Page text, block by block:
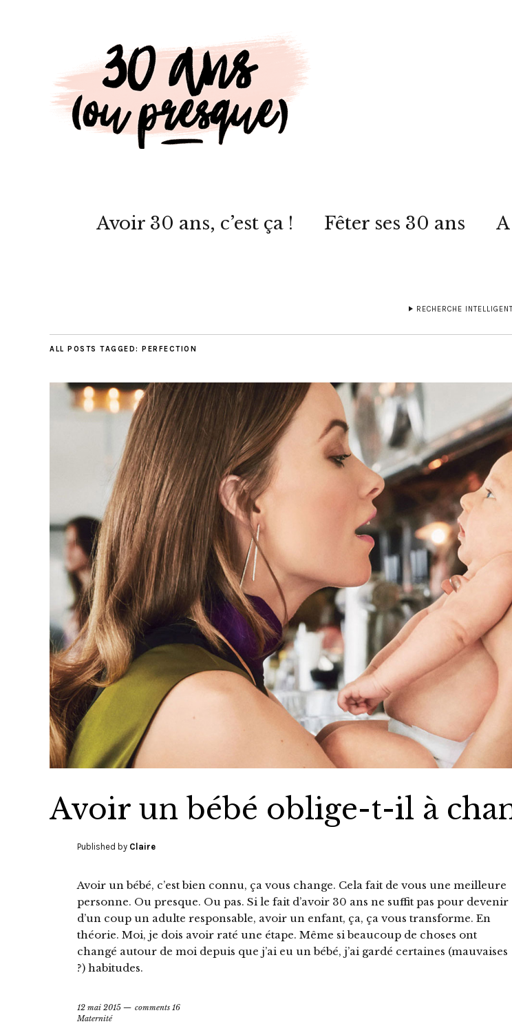
Avoir 30 ans, c’est ça ! Fêter ses 30 ans
RECHERCHE
ALL POSTS TAGGED: PERFECTION
Avoir un bébé oblige-t-il à
Published by Claire
Avoir un bébé, c’est bien connu, ça vous change. Cela fait de vous une meilleure
personne. Ou presque. Ou pas. Si le fait d’avoir 30 ans ne suffit pas pour devenir
d’un coup un adulte responsable, avoir un enfant, ça, ça vous transforme. En
théorie. Moi, je dois avoir raté une étape. Même si beaucoup de choses ont
changé autour de moi depuis que j’ai eu un bébé, j’ai gardé certaines (mauvaises
?) habitudes.
12 mai 2015
comments 16
Maternité